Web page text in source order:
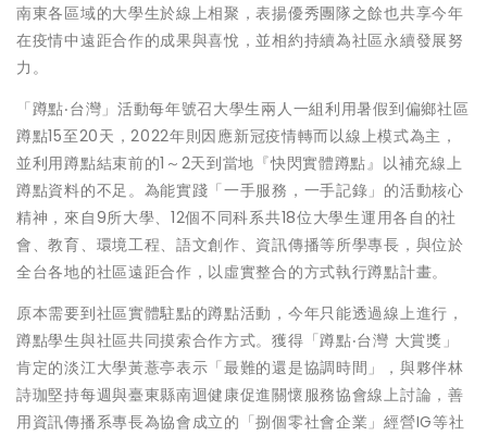
南東各區域的大學生於線上相聚，表揚優秀團隊之餘也共享今年
在疫情中遠距合作的成果與喜悅，並相約持續為社區永續發展努
力。
「蹲點‧台灣」活動每年號召大學生兩人一組利用暑假到偏鄉社區
蹲點15至20天，2022年則因應新冠疫情轉而以線上模式為主，
並利用蹲點結束前的1～2天到當地『快閃實體蹲點』以補充線上
蹲點資料的不足。為能實踐「一手服務，一手記錄」的活動核心
精神，來自9所大學、12個不同科系共18位大學生運用各自的社
會、教育、環境工程、語文創作、資訊傳播等所學專長，與位於
全台各地的社區遠距合作，以虛實整合的方式執行蹲點計畫。
原本需要到社區實體駐點的蹲點活動，今年只能透過線上進行，
蹲點學生與社區共同摸索合作方式。獲得「蹲點‧台灣 大賞獎」
肯定的淡江大學黃薏亭表示「最難的還是協調時間」，與夥伴林
詩珈堅持每週與臺東縣南迴健康促進關懷服務協會線上討論，善
用資訊傳播系專長為協會成立的「捌個零社會企業」經營IG等社